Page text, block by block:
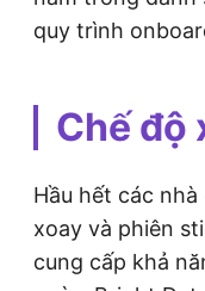
quy trình
Chế độ
Hầu hết các
xoay và phiên
cung cấp khả